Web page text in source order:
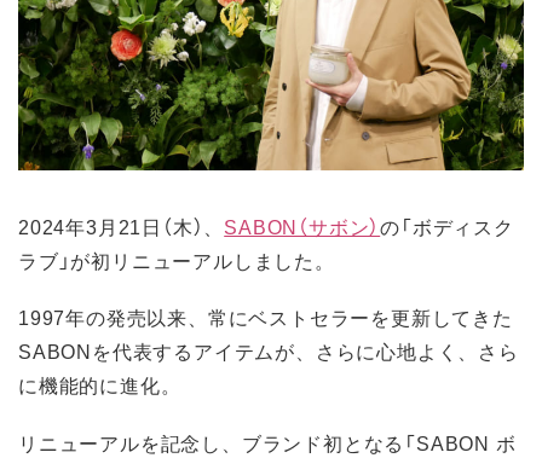
2024年3月21日（木）、 SABON（サボン）の「ボディスク
ラブ」が初リニューアルしました。
1997年の発売以来、常にベストセラーを更新してきた
SABONを代表するアイテムが、さらに心地よく、さら
に機能的に進化。
リニューアルを記念し、ブランド初となる「SABON ボ